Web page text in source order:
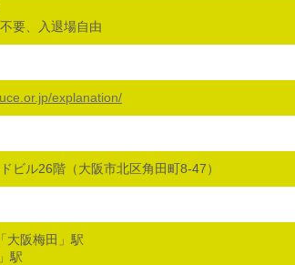
要、入退場自由
explanation/
ビル26階（大阪市北区角田町8-47）
大阪梅田」駅
駅